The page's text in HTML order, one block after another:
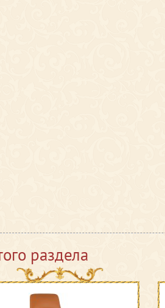
раздела